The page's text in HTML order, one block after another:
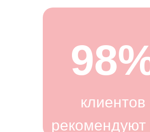
клиентов
рекомендуют